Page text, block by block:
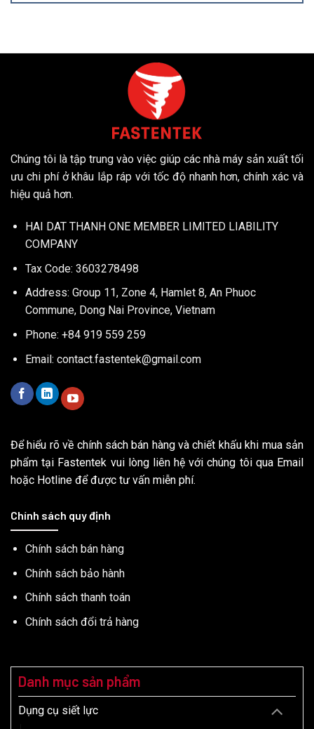
Chúng tôi là tập trung vào việc giúp các nhà máy sản xuất tối
ưu chi phí ở khâu lắp ráp với tốc độ nhanh hơn, chính xác và
hiệu quả hơn.
HAI DAT THANH ONE MEMBER LIMITED LIABILITY
COMPANY
Tax Code: 3603278498
Address: Group 11, Zone 4, Hamlet 8, An Phuoc
Commune, Dong Nai Province, Vietnam
Phone: +84 919 559 259
Email: contact.fastentek@gmail.com
Để hiểu rõ về chính sách bán hàng và chiết khấu khi mua sản
phẩm tại Fastentek vui lòng liên hệ với chúng tôi qua Email
hoặc Hotline để được tư vấn miễn phí.
Chính sách quy định
Chính sách bán hàng
Chính sách bảo hành
Chính sách thanh toán
Chính sách đổi trả hàng
Danh mục sản phẩm
Dụng cụ siết lực